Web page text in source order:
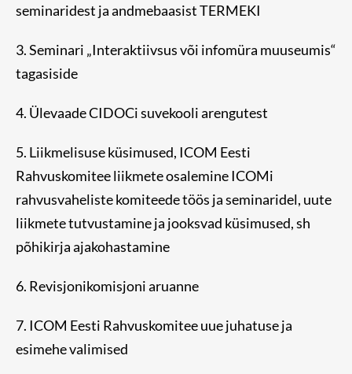
seminaridest ja andmebaasist TERMEKI
3. Seminari „Interaktiivsus või infomüra muuseumis“
tagasiside
4. Ülevaade CIDOCi suvekooli arengutest
5. Liikmelisuse küsimused, ICOM Eesti
Rahvuskomitee liikmete osalemine ICOMi
rahvusvaheliste komiteede töös ja seminaridel, uute
liikmete tutvustamine ja jooksvad küsimused, sh
põhikirja ajakohastamine
6. Revisjonikomisjoni aruanne
7. ICOM Eesti Rahvuskomitee uue juhatuse ja
esimehe valimised